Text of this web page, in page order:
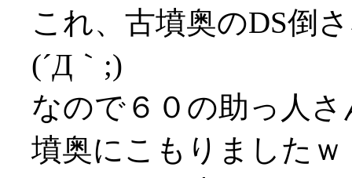
これ、古墳奥のDS倒
(´Д｀;)
なので６０の助っ人
墳奥にこもりましたｗ